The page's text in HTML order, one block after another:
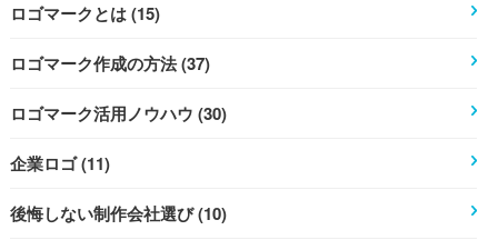
ロゴマークとは (15)
ロゴマーク作成の方法 (37)
ロゴマーク活用ノウハウ (30)
企業ロゴ (11)
後悔しない制作会社選び (10)